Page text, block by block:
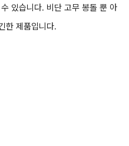
있습니다. 비단 고무 봉돌 뿐 아
한 제품입니다.